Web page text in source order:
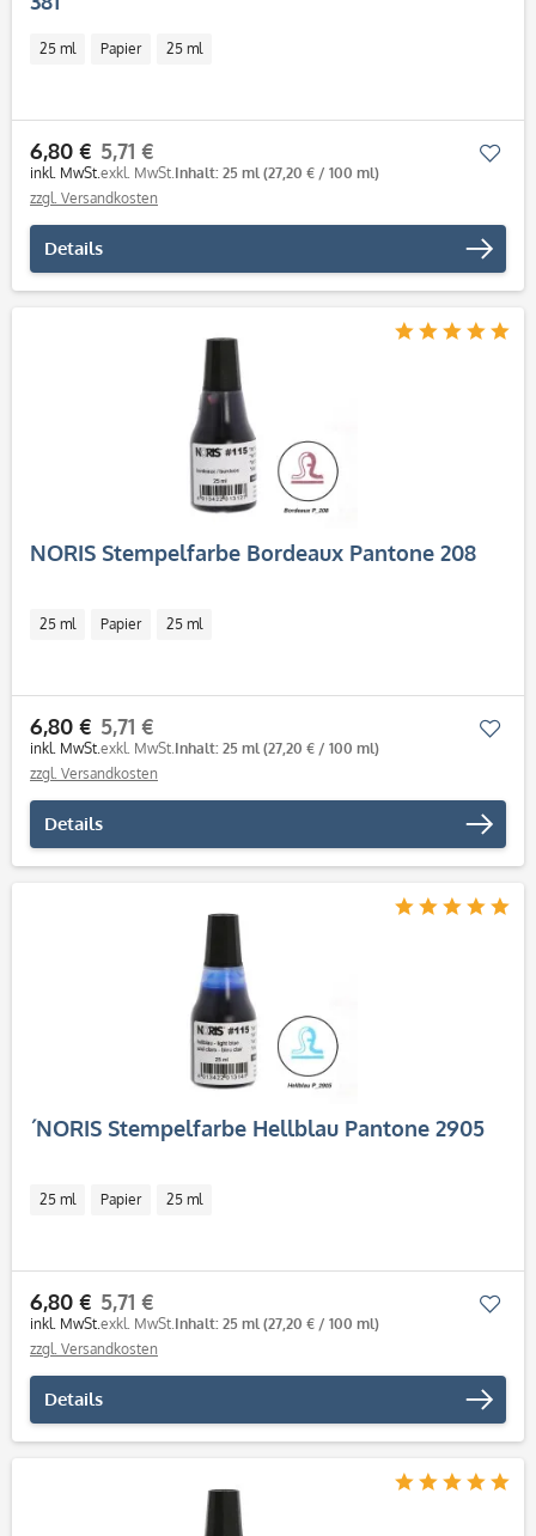
25 ml Papier 25 ml
6,80 €
inkl. MwSt.
5,71 €
exkl. MwSt.Inhalt: 25 ml (27,20 € / 100 ml)
zzgl. Versandkosten
Details
NORIS Stempelfarbe Bordeaux Pantone 208
25 ml Papier 25 ml
6,80 €
inkl. MwSt.
5,71 €
exkl. MwSt.Inhalt: 25 ml (27,20 € / 100 ml)
zzgl. Versandkosten
Details
´NORIS Stempelfarbe Hellblau Pantone 2905
25 ml Papier 25 ml
6,80 €
inkl. MwSt.
5,71 €
exkl. MwSt.Inhalt: 25 ml (27,20 € / 100 ml)
zzgl. Versandkosten
Details